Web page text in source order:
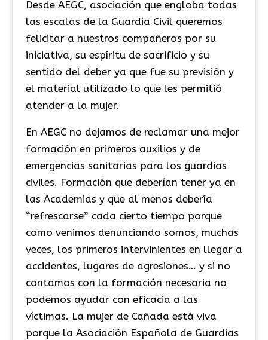
Desde AEGC, asociación que engloba todas
las escalas de la Guardia Civil queremos
felicitar a nuestros compañeros por su
iniciativa, su espíritu de sacrificio y su
sentido del deber ya que fue su previsión y
el material utilizado lo que les permitió
atender a la mujer.
En AEGC no dejamos de reclamar una mejor
formación en primeros auxilios y de
emergencias sanitarias para los guardias
civiles. Formación que deberían tener ya en
las Academias y que al menos debería
“refrescarse” cada cierto tiempo porque
como venimos denunciando somos, muchas
veces, los primeros intervinientes en llegar a
accidentes, lugares de agresiones… y si no
contamos con la formación necesaria no
podemos ayudar con eficacia a las
víctimas. La mujer de Cañada está viva
porque la Asociación Española de Guardias